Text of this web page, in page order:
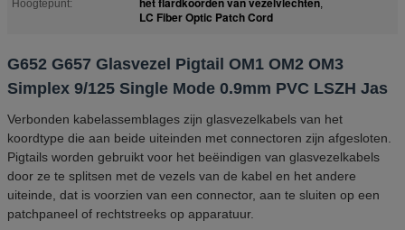
Hoogtepunt:
,
LC Fiber Optic Patch Cord
G652 G657 Glasvezel Pigtail OM1 OM2 OM3
Simplex 9/125 Single Mode 0.9mm PVC LSZH Jas
Verbonden kabelassemblages zijn glasvezelkabels van het
koordtype die aan beide uiteinden met connectoren zijn afgesloten.
Pigtails worden gebruikt voor het beëindigen van glasvezelkabels
door ze te splitsen met de vezels van de kabel en het andere
uiteinde, dat is voorzien van een connector, aan te sluiten op een
patchpaneel of rechtstreeks op apparatuur.